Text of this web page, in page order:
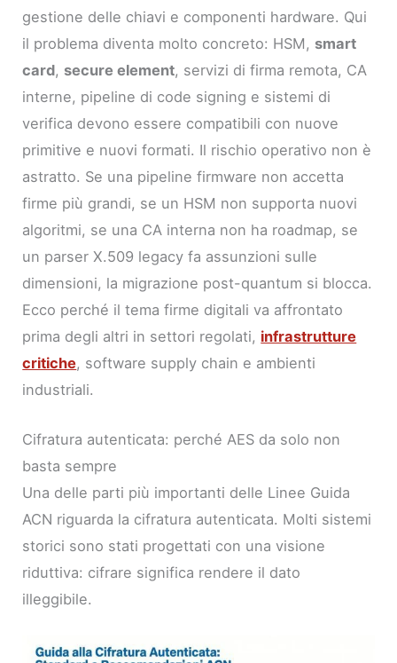
gestione delle chiavi e componenti hardware. Qui
il problema diventa molto concreto: HSM, smart
card, secure element, servizi di firma remota, CA
interne, pipeline di code signing e sistemi di
verifica devono essere compatibili con nuove
primitive e nuovi formati. Il rischio operativo non è
astratto. Se una pipeline firmware non accetta
firme più grandi, se un HSM non supporta nuovi
algoritmi, se una CA interna non ha roadmap, se
un parser X.509 legacy fa assunzioni sulle
dimensioni, la migrazione post-quantum si blocca.
Ecco perché il tema firme digitali va affrontato
prima degli altri in settori regolati, infrastrutture
critiche, software supply chain e ambienti
industriali.
Cifratura autenticata: perché AES da solo non
basta sempre
Una delle parti più importanti delle Linee Guida
ACN riguarda la cifratura autenticata. Molti sistemi
storici sono stati progettati con una visione
riduttiva: cifrare significa rendere il dato
illeggibile.